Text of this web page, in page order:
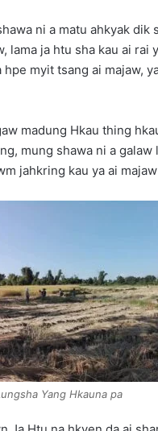
ni a matu ahkyak dik
lama ja htu sha kau ai
myit tsang ai majaw,
madung Hkau thing
mung shawa ni a
jahkring kau ya ai
Yang Hkauna pa